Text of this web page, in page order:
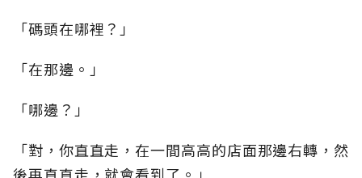
「碼頭在哪裡？」
「在那邊。」
「哪邊？」
「對，你直直走，在一間高高的店面那邊右轉，然